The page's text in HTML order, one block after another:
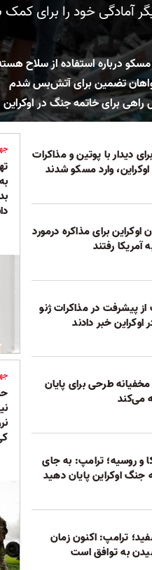
آمادگی‌ خود را برای
درباره استفاده از سلاح
تضمین برای آتش‌بس شدم
برای خاتمه جنگ در اوکراین
دیدار با پوتین و مذاکرات
وارد مسکو شدند
اوکراین برای مذاکره درمورد
رفتند
پیشرفت در مذاکرات ژنو
خبر دادند
طرحی برای پایان
می‌کند
و روسیه؛ ترامپ: به‌ جای
اوکراین پایان دهید
ترامپ: اکنون زمان
به توافق است